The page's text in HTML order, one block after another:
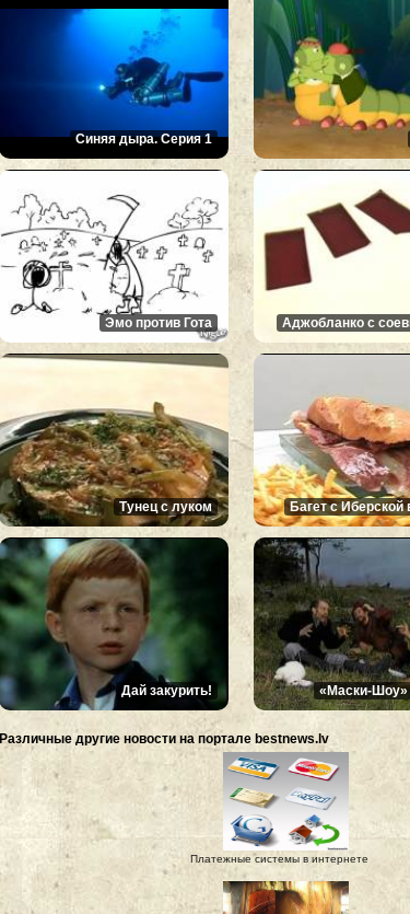
Синяя дыра. Серия 1
Эмо против Гота Аджобланко с
Тунец с луком Багет с Иберской
Дай закурить! «Маски-Шоу»
Различные другие новости на портале bestnews.lv
Платежные системы в интернете